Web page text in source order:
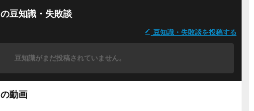
の豆知識・失敗談
豆知識・失敗談を投稿する
豆知識がまだ投稿されていません。
の動画